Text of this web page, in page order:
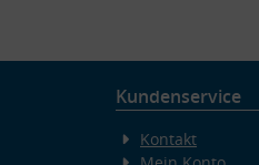
Kundenservice
Kontakt